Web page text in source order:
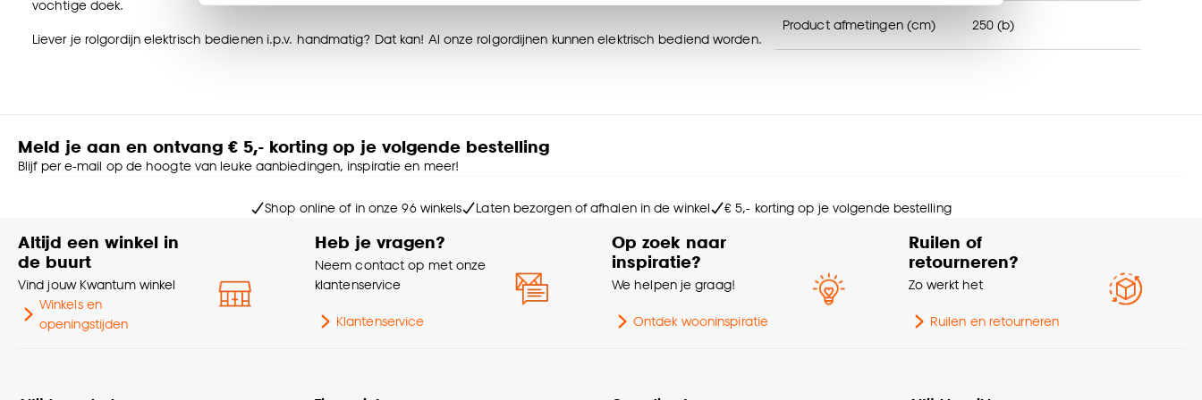
Klik op ‘Ja, alles toestaan’ om gebruik te maken van alle cookies, of klik op ‘weigeren’ om alleen de
noodzakelijke cookies te accepteren. Je kunt er ook voor kiezen om bepaalde cookies wel of niet te
accepteren door op ‘Cookies aanpassen’ te klikken.
vochtige doek.
Liever je rolgordijn elektrisch bedienen i.p.v. handmatig? Dat kan! Al onze rolgordijnen kunnen elektrisch bediend worden.
perfecte rolgordijn samenstelt.
Twijfel je nog of wil je graag advies?
raamdecoratie, wordt deze direct voor jou perfect ingemeten en de bestelling wordt geplaatst.
Maak een afspraak voor advies aan huis in Nederland >
Maak een afspraak voor advies aan huis in België >
Kind veiligheid
Al onze raamdecoratie voldoet aan veiligheids- en kwaliteitseisen voor kinderen. Let er bij het monteren op dat de
ketting minimaal 150cm boven de grond moet hangen voor optimale kind veiligheid.
Product afmetingen (cm) 250 (b)
Bediening
Bruin
Breedte
Meld je aan en ontvang € 5,- korting op je volgende bestelling
Blijf per e-mail op de hoogte van leuke aanbiedingen, inspiratie en meer!
Shop online of in onze 96 winkels Laten bezorgen of afhalen in de winkel € 5,- korting op je volgende bestelling
Altijd een winkel in
de buurt
Vind jouw Kwantum winkel
Winkels en
openingstijden
Heb je vragen?
Neem contact op met onze
klantenservice
Klantenservice
Op zoek naar
inspiratie?
We helpen je graag!
Ontdek wooninspiratie
Ruilen of
retourneren?
Zo werkt het
Ruilen en retourneren